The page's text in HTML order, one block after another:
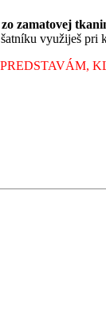
zamatovej
využiješ pri